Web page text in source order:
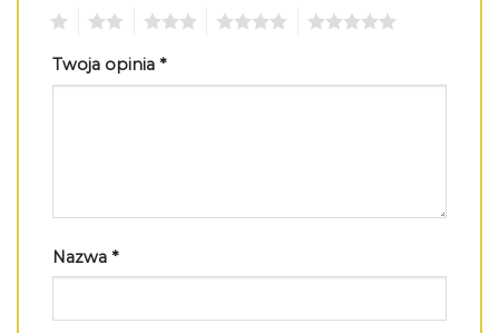
Twoja opinia *
Nazwa *